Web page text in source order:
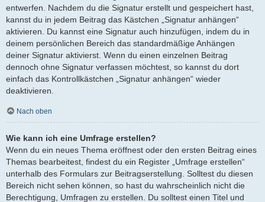
entwerfen. Nachdem du die Signatur erstellt und gespeichert hast,
kannst du in jedem Beitrag das Kästchen „Signatur anhängen“
aktivieren. Du kannst eine Signatur auch hinzufügen, indem du in
deinem persönlichen Bereich das standardmäßige Anhängen
deiner Signatur aktivierst. Wenn du einen einzelnen Beitrag
dennoch ohne Signatur verfassen möchtest, so kannst du dort
einfach das Kontrollkästchen „Signatur anhängen“ wieder
deaktivieren.
Nach oben
Wie kann ich eine Umfrage erstellen?
Wenn du ein neues Thema eröffnest oder den ersten Beitrag eines
Themas bearbeitest, findest du ein Register „Umfrage erstellen“
unterhalb des Formulars zur Beitragserstellung. Solltest du diesen
Bereich nicht sehen können, so hast du wahrscheinlich nicht die
Berechtigung, Umfragen zu erstellen. Du solltest einen Titel und